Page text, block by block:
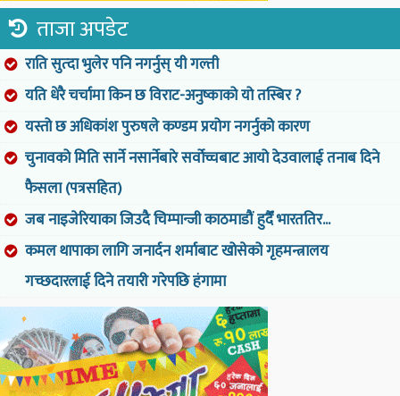
ताजा अपडेट
राति सुत्दा भुलेर पनि नगर्नुस् यी गल्ती
यति धेरै चर्चामा किन छ विराट-अनुष्काको यो तस्बिर ?
यस्तो छ अधिकांश पुरुषले कण्डम प्रयोग नगर्नुको कारण
चुनावको मिति सार्ने नसार्नेबारे सर्वोच्चबाट आयो देउवालाई तनाब दिने
फैसला (पत्रसहित)
जब नाइजेरियाका जिउदै चिम्पान्जी काठमाडौं हुदैँ भारततिर...
कमल थापाका लागि जनार्दन शर्माबाट खोसेको गृहमन्त्रालय
गच्छदारलाई दिने तयारी गरेपछि हंगामा